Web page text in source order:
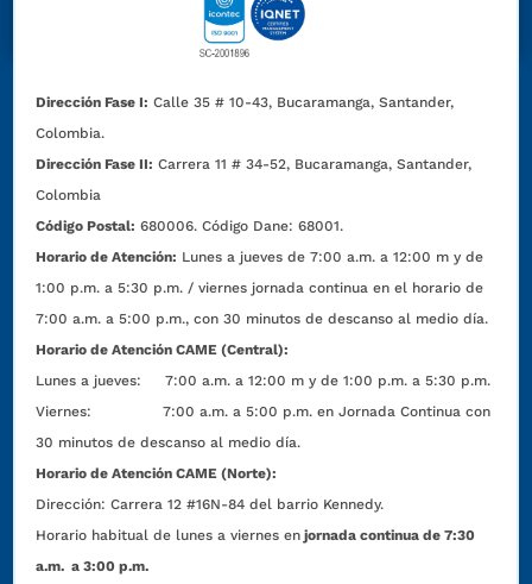
Dirección Fase I: Calle 35 # 10-43, Bucaramanga, Santander,
Colombia.
Dirección Fase II: Carrera 11 # 34-52, Bucaramanga, Santander,
Colombia
Código Postal: 680006. Código Dane: 68001.
Horario de Atención: Lunes a jueves de 7:00 a.m. a 12:00 m y de
1:00 p.m. a 5:30 p.m. / viernes jornada continua en el horario de
7:00 a.m. a 5:00 p.m., con 30 minutos de descanso al medio día.
Horario de Atención CAME (Central):
Lunes a jueves: 7:00 a.m. a 12:00 m y de 1:00 p.m. a 5:30 p.m.
Viernes: 7:00 a.m. a 5:00 p.m. en Jornada Continua con
30 minutos de descanso al medio día.
Horario de Atención CAME (Norte):
Dirección:Carrera 12 #16N-84 del barrio Kennedy.
Horario habitual de lunes a viernes en jornada continua de 7:30
a.m. a 3:00 p.m.